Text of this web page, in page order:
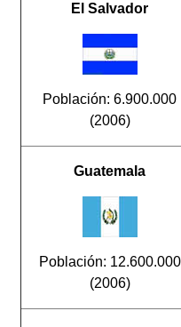
El Salvador
Población: 6.900.000
(2006)
Guatemala
Población: 12.600.000
(2006)